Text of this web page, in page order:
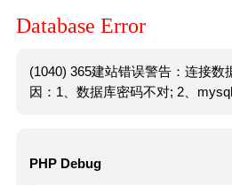
Database Error
(1040) 365建站错误警告：连接数
因：1、数据库密码不对; 2、mysql
PHP Debug